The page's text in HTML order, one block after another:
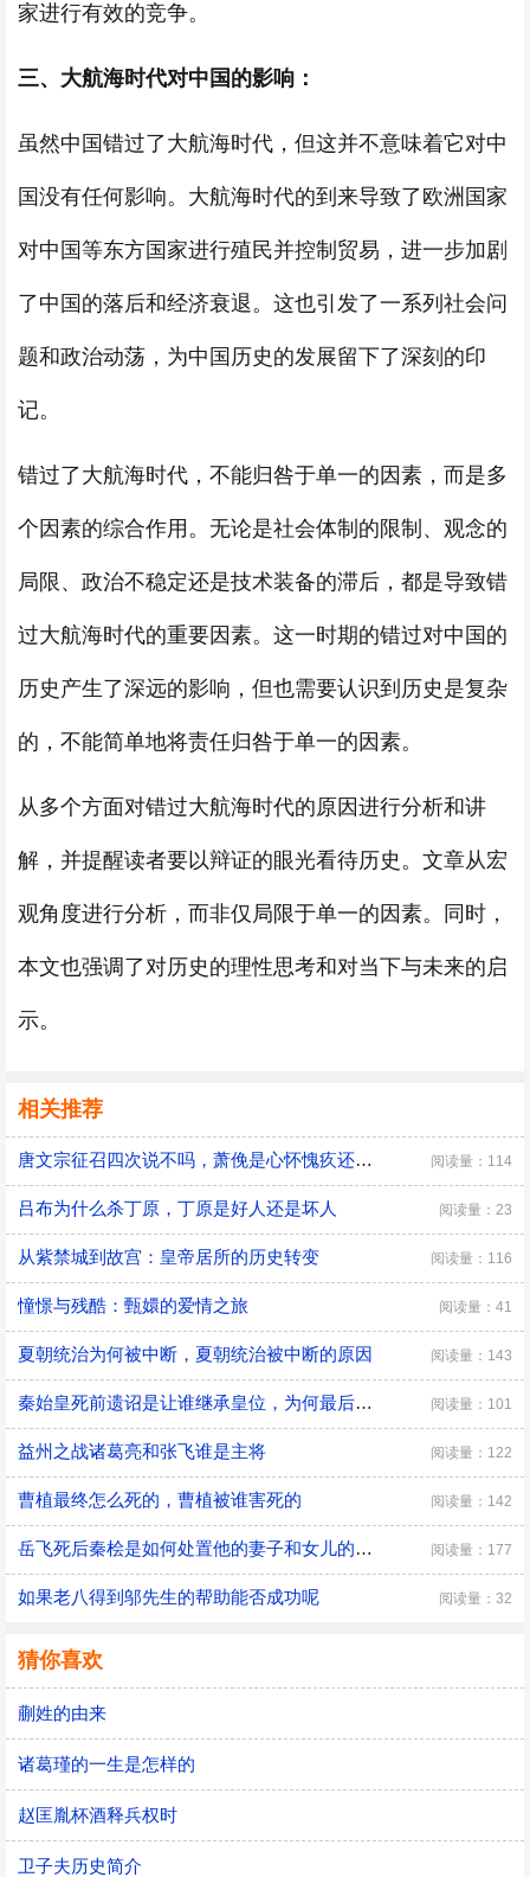
家进行有效的竞争。
三、大航海时代对中国的影响：
虽然中国错过了大航海时代，但这并不意味着它对中
国没有任何影响。大航海时代的到来导致了欧洲国家
对中国等东方国家进行殖民并控制贸易，进一步加剧
了中国的落后和经济衰退。这也引发了一系列社会问
题和政治动荡，为中国历史的发展留下了深刻的印
记。
错过了大航海时代，不能归咎于单一的因素，而是多
个因素的综合作用。无论是社会体制的限制、观念的
局限、政治不稳定还是技术装备的滞后，都是导致错
过大航海时代的重要因素。这一时期的错过对中国的
历史产生了深远的影响，但也需要认识到历史是复杂
的，不能简单地将责任归咎于单一的因素。
从多个方面对错过大航海时代的原因进行分析和讲
解，并提醒读者要以辩证的眼光看待历史。文章从宏
观角度进行分析，而非仅局限于单一的因素。同时，
本文也强调了对历史的理性思考和对当下与未来的启
示。
相关推荐
唐文宗征召四次说不吗，萧俛是心怀愧疚还是居功自傲 阅读量：114
吕布为什么杀丁原，丁原是好人还是坏人 阅读量：23
从紫禁城到故宫：皇帝居所的历史转变 阅读量：116
憧憬与残酷：甄嬛的爱情之旅 阅读量：41
夏朝统治为何被中断，夏朝统治被中断的原因 阅读量：143
秦始皇死前遗诏是让谁继承皇位，为何最后是胡亥继位 阅读量：101
益州之战诸葛亮和张飞谁是主将 阅读量：122
曹植最终怎么死的，曹植被谁害死的 阅读量：142
​岳飞死后秦桧是如何处置他的妻子和女儿的，秦桧怎么处置岳飞家人的 阅读量：177
如果老八得到邬先生的帮助能否成功呢 阅读量：32
猜你喜欢
蒯姓的由来
诸葛瑾的一生是怎样的
赵匡胤杯酒释兵权时
卫子夫历史简介